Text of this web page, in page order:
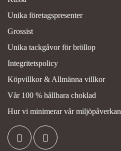
Unika företagspresenter
Grossist
Unika tackgåvor för bröllop
Integritetspolicy
Köpvillkor & Allmänna villkor
Vår 100 % hållbara choklad
Hur vi minimerar vår miljöpåverkan